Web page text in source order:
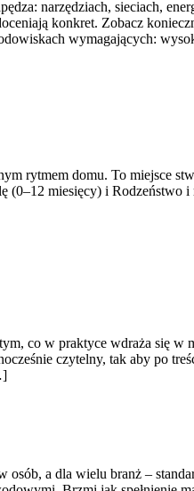
narzędziach, sieciach,
konkret. Zobacz
wymagających:
rytmem domu. To miejsce
miesięcy) i Rodzeństwo
co w praktyce wdraża się w
czytelny, tak aby po
a dla wielu branż –